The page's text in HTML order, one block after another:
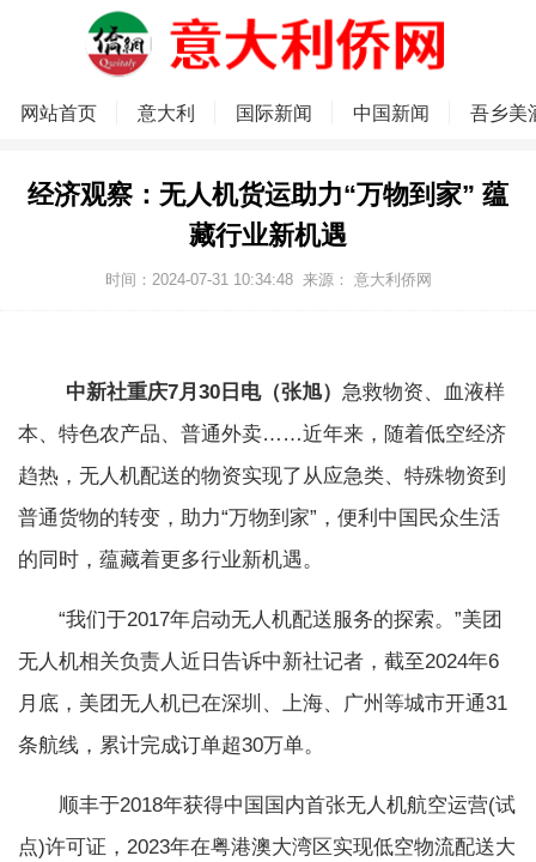
网站首页 意大利 国际新闻 中国新闻 吾乡美
经济观察：无人机货运助力“万物到家” 蕴
藏行业新机遇
时间：2024-07-31 10:34:48 来源： 意大利侨网
中新社重庆7月30日电（张旭） 急救物资、血液样
本、特色农产品、普通外卖……近年来，随着低空经济
趋热，无人机配送的物资实现了从应急类、特殊物资到
普通货物的转变，助力“万物到家”，便利中国民众生活
的同时，蕴藏着更多行业新机遇。
“我们于2017年启动无人机配送服务的探索。”美团
无人机相关负责人近日告诉中新社记者，截至2024年6
月底，美团无人机已在深圳、上海、广州等城市开通31
条航线，累计完成订单超30万单。
顺丰于2018年获得中国国内首张无人机航空运营(试
点)许可证，2023年在粤港澳大湾区实现低空物流配送大